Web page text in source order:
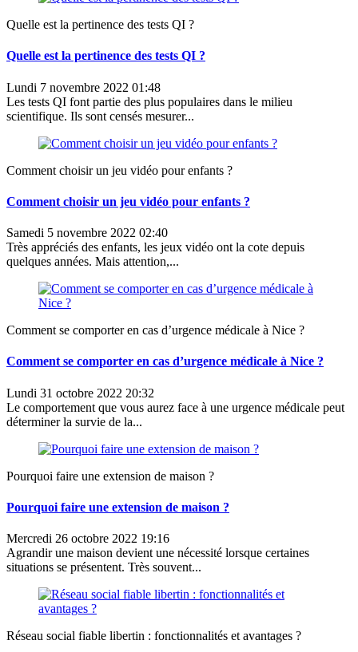
Quelle est la pertinence des tests QI ?
Quelle est la pertinence des tests QI ?
Lundi 7 novembre 2022 01:48
Les tests QI font partie des plus populaires dans le milieu
scientifique. Ils sont censés mesurer...
Comment choisir un jeu vidéo pour enfants ?
Comment choisir un jeu vidéo pour enfants ?
Samedi 5 novembre 2022 02:40
Très appréciés des enfants, les jeux vidéo ont la cote depuis
quelques années. Mais attention,...
Comment se comporter en cas d’urgence médicale à Nice ?
Comment se comporter en cas d’urgence médicale à Nice ?
Lundi 31 octobre 2022 20:32
Le comportement que vous aurez face à une urgence médicale peut
déterminer la survie de la...
Pourquoi faire une extension de maison ?
Pourquoi faire une extension de maison ?
Mercredi 26 octobre 2022 19:16
Agrandir une maison devient une nécessité lorsque certaines
situations se présentent. Très souvent...
Réseau social fiable libertin : fonctionnalités et avantages ?